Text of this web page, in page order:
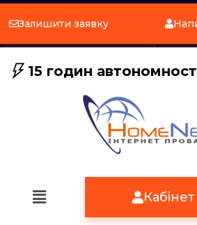
Залишити заявку
15 годин
Кабінет